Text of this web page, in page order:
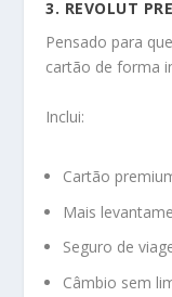
3. REVOLUT
Pensado para
cartão de forma
Inclui:
Cartão
Mais
Seguro de
Câmbio sem